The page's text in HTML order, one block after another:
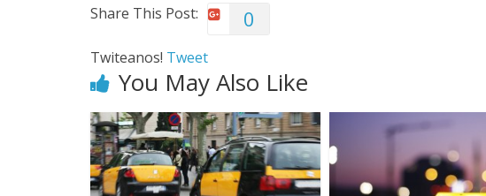
Share This Post: 0
Twiteanos! Tweet
You May Also Like